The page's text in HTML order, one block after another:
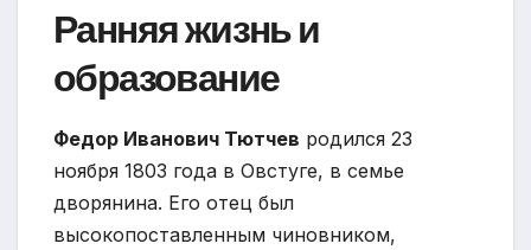
Ранняя жизнь и
образование
Федор Иванович Тютчев родился 23
ноября 1803 года в Овстуге, в семье
дворянина. Его отец был
высокопоставленным чиновником,